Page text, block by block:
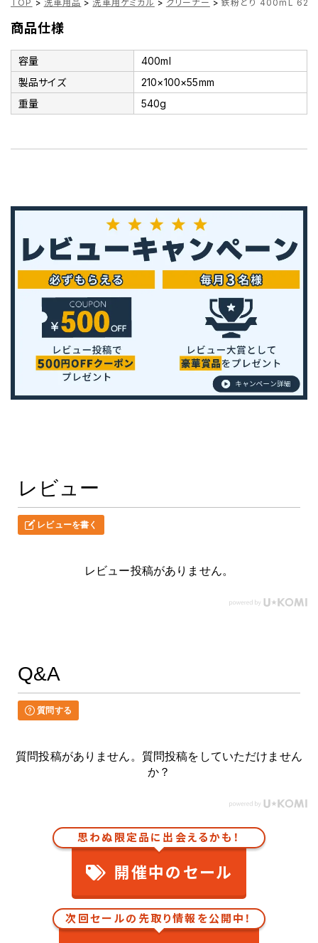
TOP > 洗車用品 > 洗車用ケミカル > クリーナー > 鉄粉とり 400mL
商品仕様
容量
400ml
製品サイズ
210×100×55mm
重量
540g
レビュー
レビューを書く
レビュー投稿がありません。
Q&A
質問する
質問投稿がありません。質問投稿をしていただけません
か？
思わぬ限定品に出会えるかも！
開催中のセール
次回セールの先取り情報を公開中！